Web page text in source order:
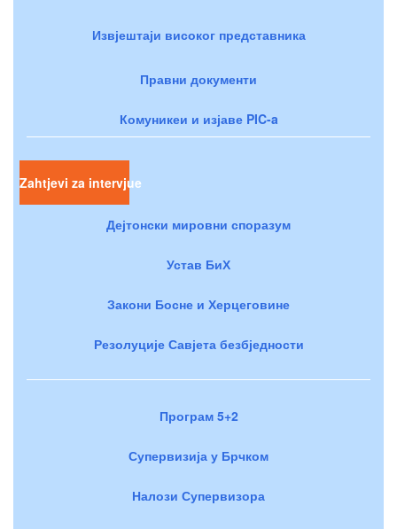
Извјештаји високог представника
Правни документи
Комуникеи и изјаве PIC-a
Zahtjevi za intervjue
Дејтонски мировни споразум
Устав БиХ
Закони Босне и Херцеговине
Резолуције Савјета безбједности
Програм 5+2
Супервизија у Брчком
Налози Супервизора